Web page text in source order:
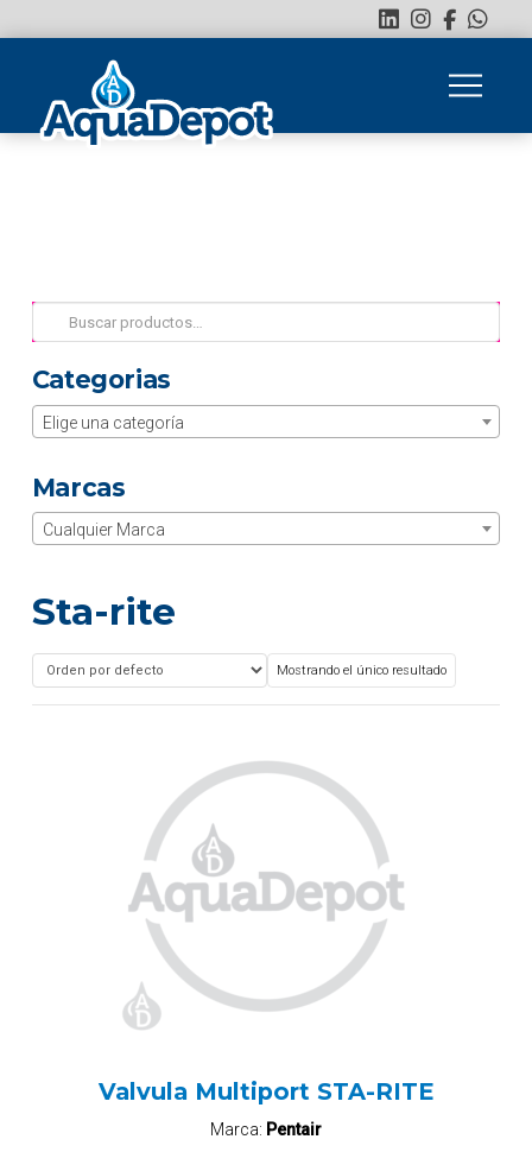
Buscar
por:
Categorias
Elige una categoría
Marcas
Cualquier Marca
Sta-rite
Mostrando el único resultado
Valvula Multiport STA-RITE
Marca: Pentair